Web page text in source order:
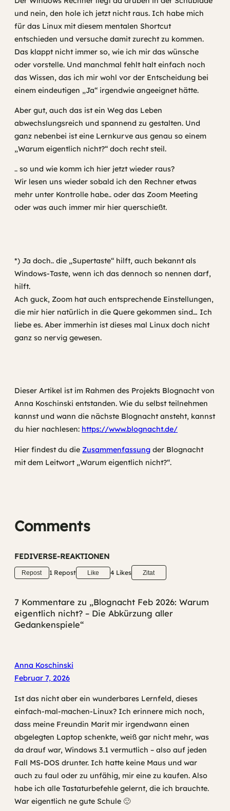
und nein, den hole ich jetzt nicht raus. Ich habe mich
für das Linux mit diesem mentalen Shortcut
entschieden und versuche damit zurecht zu kommen.
Das klappt nicht immer so, wie ich mir das wünsche
oder vorstelle. Und manchmal fehlt halt einfach noch
das Wissen, das ich mir wohl vor der Entscheidung bei
einem eindeutigen „Ja“ irgendwie angeeignet hätte.
Aber gut, auch das ist ein Weg das Leben
abwechslungsreich und spannend zu gestalten. Und
ganz nebenbei ist eine Lernkurve aus genau so einem
„Warum eigentlich nicht?“ doch recht steil.
.. so und wie komm ich hier jetzt wieder raus?
Wir lesen uns wieder sobald ich den Rechner etwas
mehr unter Kontrolle habe.. oder das Zoom Meeting
oder was auch immer mir hier querschießt.
*) Ja doch.. die „Supertaste“ hilft, auch bekannt als
Windows-Taste, wenn ich das dennoch so nennen darf,
hilft.
Ach guck, Zoom hat auch entsprechende Einstellungen,
die mir hier natürlich in die Quere gekommen sind… Ich
liebe es. Aber immerhin ist dieses mal Linux doch nicht
ganz so nervig gewesen.
Dieser Artikel ist im Rahmen des Projekts Blognacht von
Anna Koschinski entstanden. Wie du selbst teilnehmen
kannst und wann die nächste Blognacht ansteht, kannst
du hier nachlesen: https://www.blognacht.de/
Hier findest du die Zusammenfassung der Blognacht
mit dem Leitwort „Warum eigentlich nicht?“.
Comments
FEDIVERSE-REAKTIONEN
Repost 1 Repost Like 4 Likes Zitat
7 Kommentare zu „Blognacht Feb 2026: Warum
eigentlich nicht? – Die Abkürzung aller
Gedankenspiele“
Anna Koschinski
Februar 7, 2026
Ist das nicht aber ein wunderbares Lernfeld, dieses
einfach-mal-machen-Linux? Ich erinnere mich noch,
dass meine Freundin Marit mir irgendwann einen
abgelegten Laptop schenkte, weiß gar nicht mehr, was
da drauf war, Windows 3.1 vermutlich – also auf jeden
Fall MS-DOS drunter. Ich hatte keine Maus und war
auch zu faul oder zu unfähig, mir eine zu kaufen. Also
habe ich alle Tastaturbefehle gelernt, die ich brauchte.
War eigentlich ne gute Schule 🙂